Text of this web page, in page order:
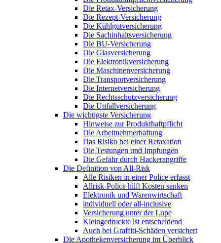
Die Retax-Versicherung
Die Rezept-Versicherung
Die Kühlgutversicherung
Die Sachinhaltsversicherung
Die BU-Versicherung
Die Glasversicherung
Die Elektronikversicherung
Die Maschinenversicherung
Die Transportversicherung
Die Internetversicherung
Die Rechtsschutzversicherung
Die Unfallversicherung
Die wichtigste Versicherung
Hinweise zur Produkthaftpflicht
Die Arbeitnehmerhaftung
Das Risiko bei einer Retaxation
Die Testungen und Impfungen
Die Gefahr durch Hackerangriffe
Die Definition von All-Risk
Alle Risiken in einer Police erfasst
Allrisk-Police hilft Kosten senken
Elektronik und Warenwirtschaft
individuell oder all-inclusive
Versicherung unter der Lupe
Kleingedruckte ist entscheidend
Auch bei Graffiti-Schäden versichert
Die Apothekenversicherung im Überblick